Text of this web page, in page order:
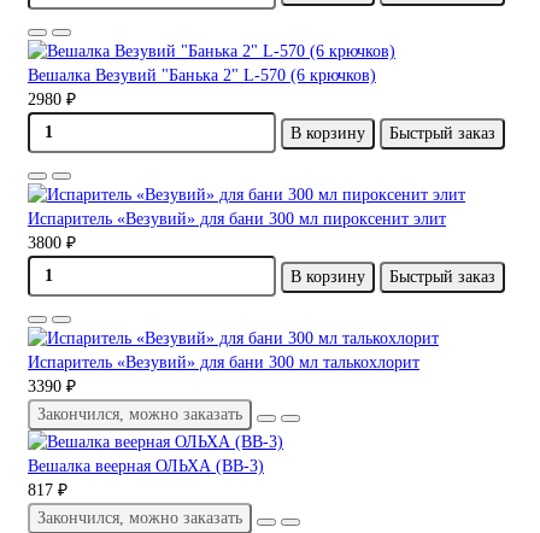
Вешалка Везувий "Банька 2" L-570 (6 крючков)
2980 ₽
В корзину
Быстрый заказ
Испаритель «Везувий» для бани 300 мл пироксенит элит
3800 ₽
В корзину
Быстрый заказ
Испаритель «Везувий» для бани 300 мл талькохлорит
3390 ₽
Закончился, можно заказать
Вешалка веерная ОЛЬХА (ВВ-3)
817 ₽
Закончился, можно заказать